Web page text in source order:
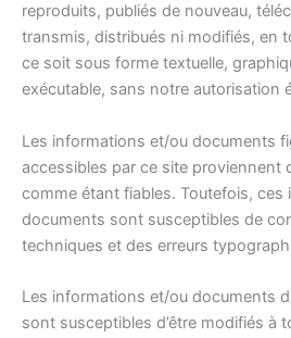
reproduits, publiés de nouveau,
transmis, distribués ni modifiés, en
ce soit sous forme textuelle,
exécutable, sans notre autorisation
Les informations et/ou documents
accessibles par ce site proviennent
comme étant fiables. Toutefois,
documents sont susceptibles de
techniques et des erreurs
Les informations et/ou documents
sont susceptibles d’être modifiés à